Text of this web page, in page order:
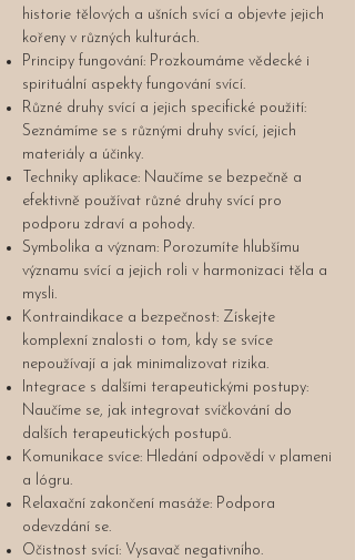
historie tělových a ušních svící a objevte jejich
kořeny v různých kulturách.
Principy fungování: Prozkoumáme vědecké i
spirituální aspekty fungování svící.
Různé druhy svící a jejich specifické použití:
Seznámíme se s různými druhy svící, jejich
materiály a účinky.
Techniky aplikace: Naučíme se bezpečně a
efektivně používat různé druhy svící pro
podporu zdraví a pohody.
Symbolika a význam: Porozumíte hlubšímu
významu svící a jejich roli v harmonizaci těla a
mysli.
Kontraindikace a bezpečnost: Získejte
komplexní znalosti o tom, kdy se svíce
nepoužívají a jak minimalizovat rizika.
Integrace s dalšími terapeutickými postupy:
Naučíme se, jak integrovat svíčkování do
dalších terapeutických postupů.
Komunikace svíce: Hledání odpovědí v plameni
a lógru.
Relaxační zakončení masáže: Podpora
odevzdání se.
Očistnost svící: Vysavač negativního.